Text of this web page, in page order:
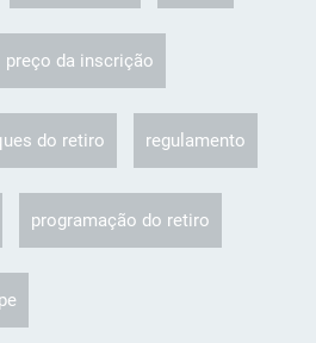
preço da inscrição
do retiro regulamento
programação do retiro